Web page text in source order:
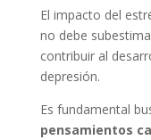
El impacto del
no debe
contribuir al
depresión.
Es fundamental
pensamientos